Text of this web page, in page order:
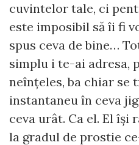
cuvintelor tale, ci
este imposibil să îi fi
spus ceva de bine…
simplu i te-ai adresa,
neînțeles, ba chiar se
instantaneu în ceva
ceva urât. Ca el. El își
la gradul de prostie